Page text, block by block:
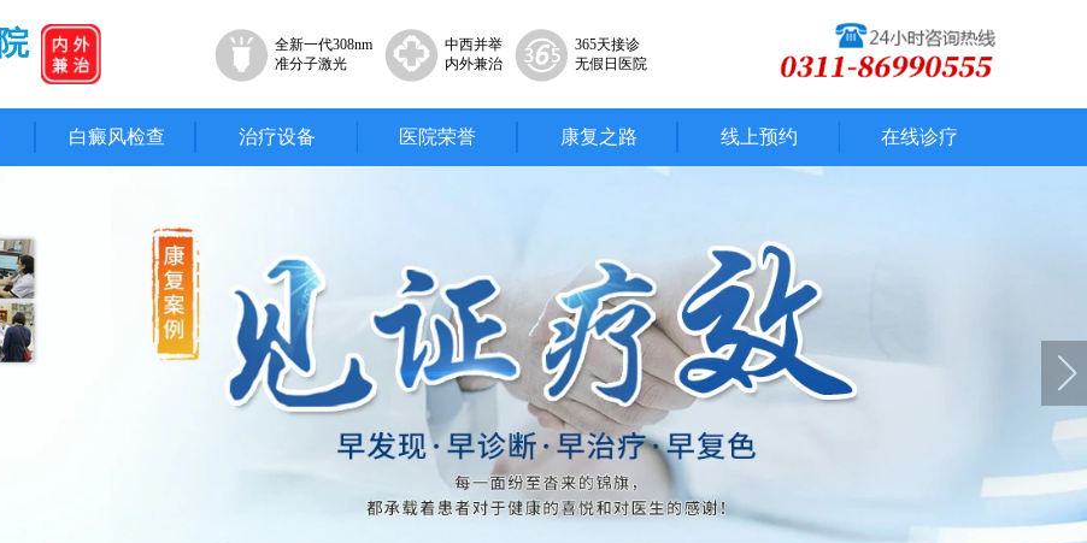
全新一代308nm
准分子激光
中西并举
内外兼治
365天接诊
无假日医院
白癜风检查 治疗设备 医院荣誉 康复之路 线上预约 在线诊疗